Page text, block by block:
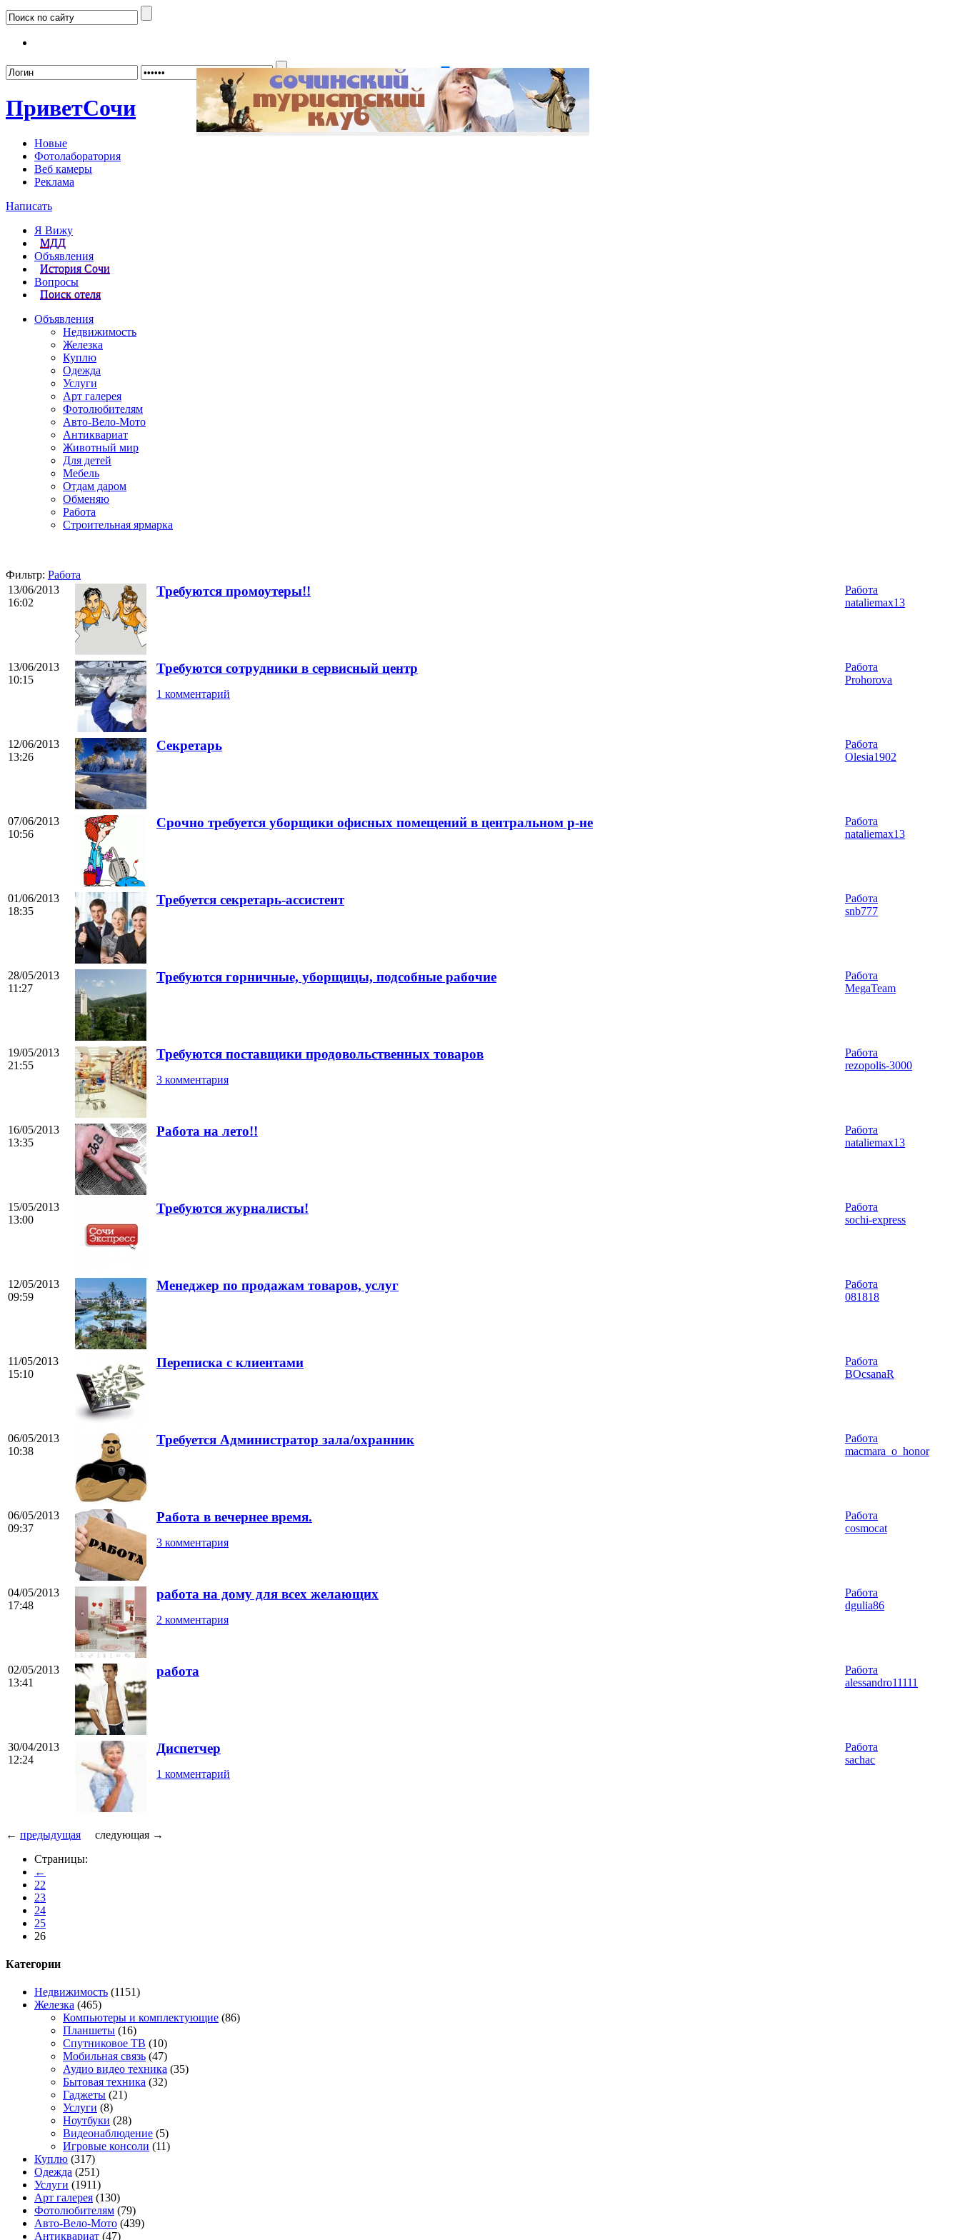
Забыли пароль? Регистрация
ПриветСочи
Новые
Фотолаборатория
Веб камеры
Реклама
Написать
Я Вижу
МДД
Объявления
История Сочи
Вопросы
Поиск отеля
Объявления
Недвижимость
Железка
Куплю
Одежда
Услуги
Арт галерея
Фотолюбителям
Авто-Вело-Мото
Антиквариат
Животный мир
Для детей
Мебель
Отдам даром
Обменяю
Работа
Строительная ярмарка
Фильтр: Работа
13/06/2013
16:02
Требуются промоутеры!!
Работа
nataliemax13
13/06/2013
10:15
Требуются сотрудники в сервисный центр
1 комментарий
Работа
Prohorova
12/06/2013
13:26
Секретарь
Работа
Olesia1902
07/06/2013
10:56
Срочно требуется уборщики офисных помещений в центральном р-не
Работа
nataliemax13
01/06/2013
18:35
Требуется секретарь-ассистент
Работа
snb777
28/05/2013
11:27
Требуются горничные, уборщицы, подсобные рабочие
Работа
MegaTeam
19/05/2013
21:55
Требуются поставщики продовольственных товаров
3 комментария
Работа
rezopolis-3000
16/05/2013
13:35
Работа на лето!!
Работа
nataliemax13
15/05/2013
13:00
Требуются журналисты!
Работа
sochi-express
12/05/2013
09:59
Менеджер по продажам товаров, услуг
Работа
081818
11/05/2013
15:10
Переписка с клиентами
Работа
BOcsanaR
06/05/2013
10:38
Требуется Администратор зала/охранник
Работа
macmara_o_honor
06/05/2013
09:37
Работа в вечернее время.
3 комментария
Работа
cosmocat
04/05/2013
17:48
работа на дому для всех желающих
2 комментария
Работа
dgulia86
02/05/2013
13:41
работа
Работа
alessandro11111
30/04/2013
12:24
Диспетчер
1 комментарий
Работа
sachac
← предыдущая следующая →
Страницы:
←
22
23
24
25
26
Категории
Недвижимость (1151)
Железка (465)
Компьютеры и комплектующие (86)
Планшеты (16)
Спутниковое ТВ (10)
Мобильная связь (47)
Аудио видео техника (35)
Бытовая техника (32)
Гаджеты (21)
Услуги (8)
Ноутбуки (28)
Видеонаблюдение (5)
Игровые консоли (11)
Куплю (317)
Одежда (251)
Услуги (1911)
Арт галерея (130)
Фотолюбителям (79)
Авто-Вело-Мото (439)
Антиквариат (47)